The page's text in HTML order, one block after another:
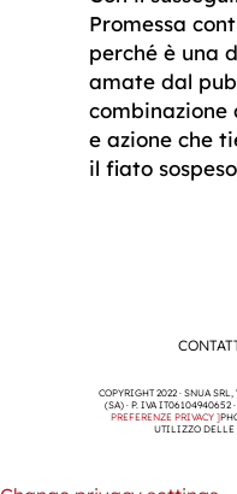
Promessa
perché è una
amate dal
combinazione
e azione che
il fiato
COPYRIGHT 2022 · SNUA
(SA) · P. IVA IT06104940652 ·
PREFERENZE PRIVACY ]
UTILIZZO DELLE